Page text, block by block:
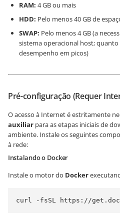
RAM: 4 GB ou mais
HDD: Pelo menos 40 GB de
SWAP: Pelo menos 4 GB (a
sistema operacional host;
desempenho em picos)
Pré-configuração (Requer
O acesso à Internet é estritamente
auxiliar para as etapas iniciais de
ambiente. Instale os seguintes
à rede:
Instalando o Docker
Instale o motor do Docker
curl -fsSL https://